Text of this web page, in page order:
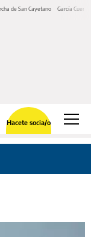
de San Cayetano García Cuerva
Hacete socia/o